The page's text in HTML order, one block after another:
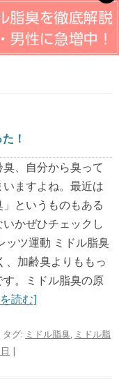
！
、自分から臭って
ますよね。最近は
というものもある
かぜひチェックし
ッツ運動 ミドル脂臭
、加齢臭よりももっ
。ミドル脂臭の原
読む]
タグ: ミドル脂臭, ミドル脂
|